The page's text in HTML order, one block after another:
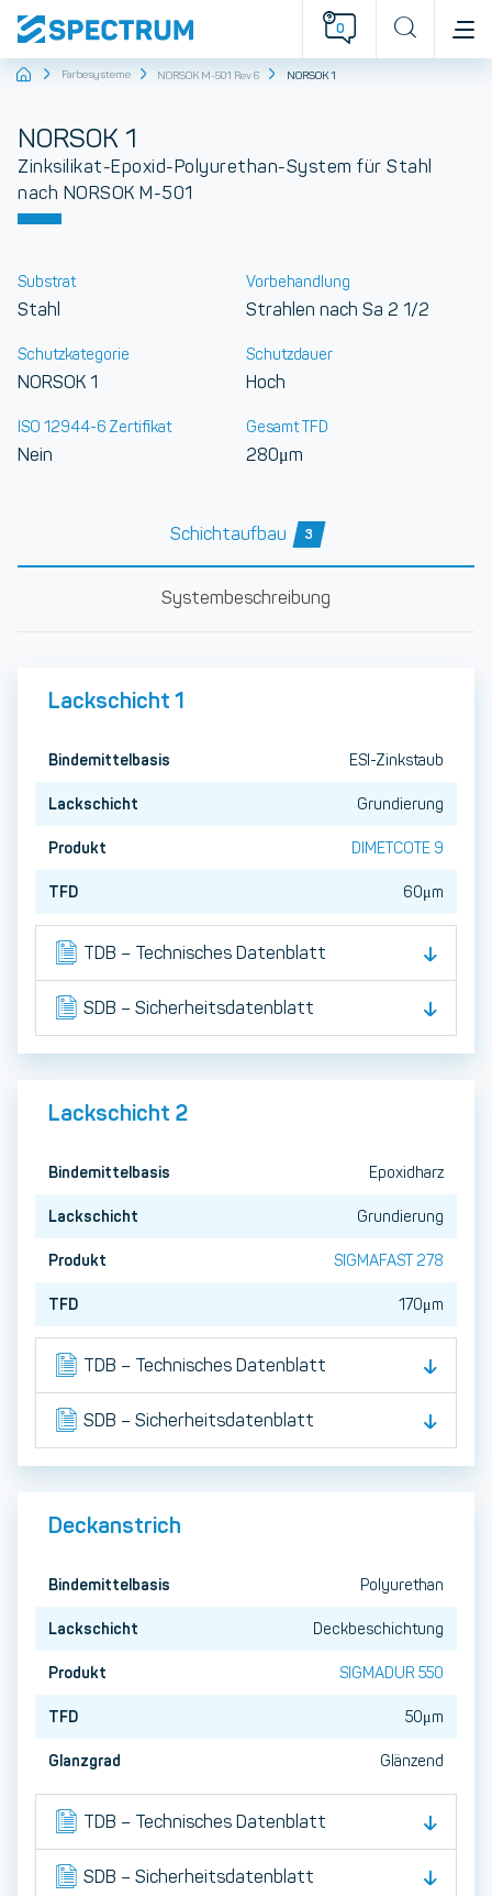
0
StartseiteFarbesysteme NORSOK M-501 Rev 6 NORSOK 1
NORSOK 1
Zinksilikat-Epoxid-Polyurethan-System für Stahl
nach NORSOK M-501
Substrat
Stahl
Vorbehandlung
Strahlen nach Sa 2 1/2
Schutzkategorie
NORSOK 1
Schutzdauer
Hoch
ISO 12944-6 Zertifikat
Nein
Gesamt TFD
280μm
Schichtaufbau 3
Systembeschreibung
Lackschicht 1
Bindemittelbasis ESI-Zinkstaub
Lackschicht Grundierung
Produkt DIMETCOTE 9
TFD 60μm
TDB – Technisches Datenblatt
SDB – Sicherheitsdatenblatt
Lackschicht 2
Bindemittelbasis Epoxidharz
Lackschicht Grundierung
Produkt SIGMAFAST 278
TFD 170μm
TDB – Technisches Datenblatt
SDB – Sicherheitsdatenblatt
Deckanstrich
Bindemittelbasis Polyurethan
Lackschicht Deckbeschichtung
Produkt SIGMADUR 550
TFD 50μm
Glanzgrad Glänzend
TDB – Technisches Datenblatt
SDB – Sicherheitsdatenblatt